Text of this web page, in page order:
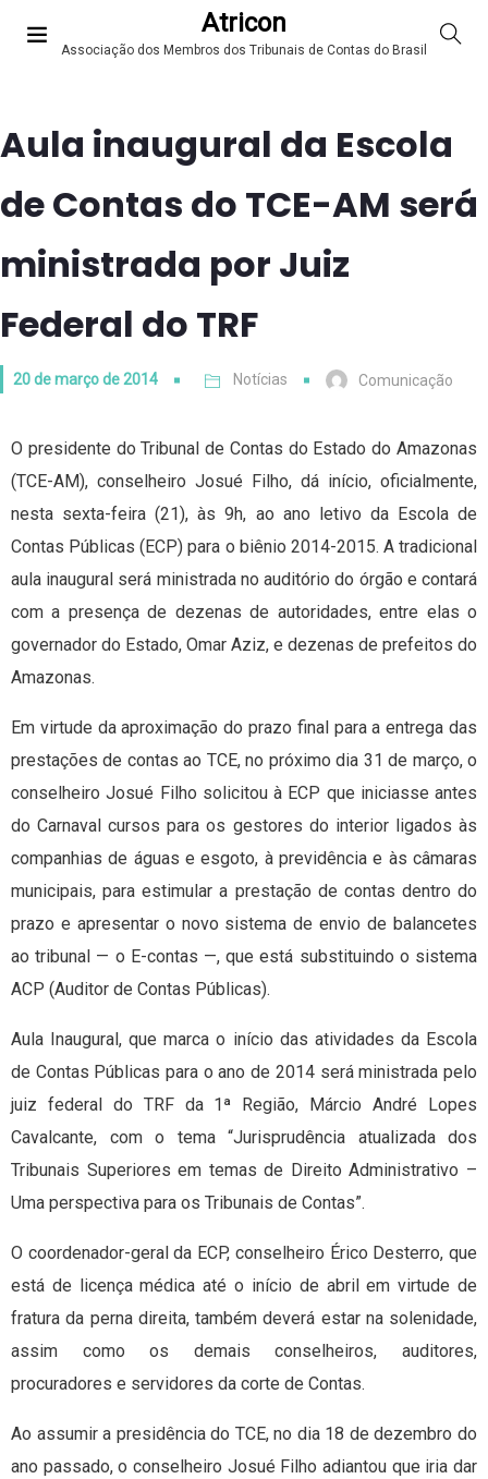
Atricon
Associação dos Membros dos Tribunais de Contas do Brasil
Aula inaugural da Escola
de Contas do TCE-AM será
ministrada por Juiz
Federal do TRF
20 de março de 2014 Notícias Comunicação
O presidente do Tribunal de Contas do Estado do Amazonas
(TCE-AM), conselheiro Josué Filho, dá início, oficialmente,
nesta sexta-feira (21), às 9h, ao ano letivo da Escola de
Contas Públicas (ECP) para o biênio 2014-2015. A tradicional
aula inaugural será ministrada no auditório do órgão e contará
com a presença de dezenas de autoridades, entre elas o
governador do Estado, Omar Aziz, e dezenas de prefeitos do
Amazonas.
Em virtude da aproximação do prazo final para a entrega das
prestações de contas ao TCE, no próximo dia 31 de março, o
conselheiro Josué Filho solicitou à ECP que iniciasse antes
do Carnaval cursos para os gestores do interior ligados às
companhias de águas e esgoto, à previdência e às câmaras
municipais, para estimular a prestação de contas dentro do
prazo e apresentar o novo sistema de envio de balancetes
ao tribunal — o E-contas —, que está substituindo o sistema
ACP (Auditor de Contas Públicas).
Aula Inaugural, que marca o início das atividades da Escola
de Contas Públicas para o ano de 2014 será ministrada pelo
juiz federal do TRF da 1ª Região, Márcio André Lopes
Cavalcante, com o tema “Jurisprudência atualizada dos
Tribunais Superiores em temas de Direito Administrativo –
Uma perspectiva para os Tribunais de Contas”.
O coordenador-geral da ECP, conselheiro Érico Desterro, que
está de licença médica até o início de abril em virtude de
fratura da perna direita, também deverá estar na solenidade,
assim como os demais conselheiros, auditores,
procuradores e servidores da corte de Contas.
Ao assumir a presidência do TCE, no dia 18 de dezembro do
ano passado, o conselheiro Josué Filho adiantou que iria dar